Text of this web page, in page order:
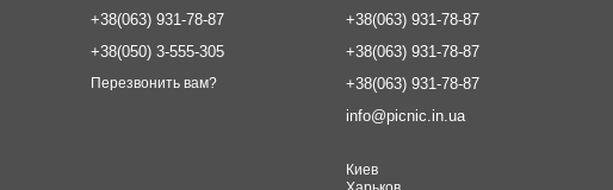
+38(063) 931-78-87
+38(050) 3-555-305
Перезвонить вам?
+38(063) 931-78-87
+38(063) 931-78-87
+38(063) 931-78-87
info@picnic.in.ua
Киев